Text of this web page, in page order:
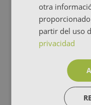
otra
partir del uso
privacidad